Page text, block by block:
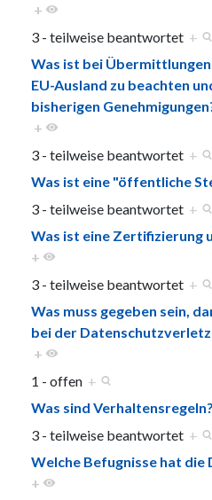
+
3 - teilweise beantwortet +
Was ist bei
EU-Ausland zu beachten
bisherigen
+
3 - teilweise beantwortet +
Was ist eine "öffentliche
3 - teilweise beantwortet +
Was ist eine Zertifizierung
+
3 - teilweise beantwortet +
Was muss gegeben sein,
bei der
+
1 - offen +
Was sind Verhaltensregeln?
3 - teilweise beantwortet +
Welche Befugnisse hat
+